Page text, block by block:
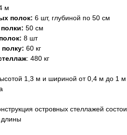
м
полок: 6 шт, глубиной по 50 см
50 см
8 шт
полку: 60 кг
: 480 кг
1,3 м и шириной от 0,4 м до 1
островных стеллажей
длины